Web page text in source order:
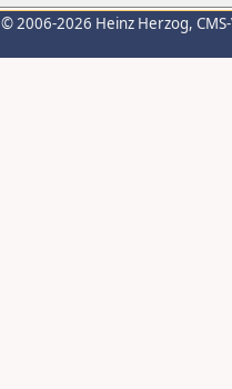
© 2006-2026 Heinz Herzog,